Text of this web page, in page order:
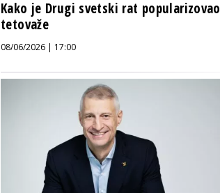
Kako je Drugi svetski rat popularizovao
tetovaže
08/06/2026 | 17:00